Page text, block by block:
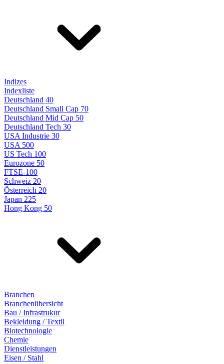
Indizes
Indexliste
Deutschland 40
Deutschland Small Cap 70
Deutschland Mid Cap 50
Deutschland Tech 30
USA Industrie 30
USA 500
US Tech 100
Eurozone 50
FTSE-100
Schweiz 20
Österreich 20
Japan 225
Hong Kong 50
Branchen
Branchenübersicht
Bau / Infrastrukur
Bekleidung / Textil
Biotechnologie
Chemie
Dienstleistungen
Eisen / Stahl